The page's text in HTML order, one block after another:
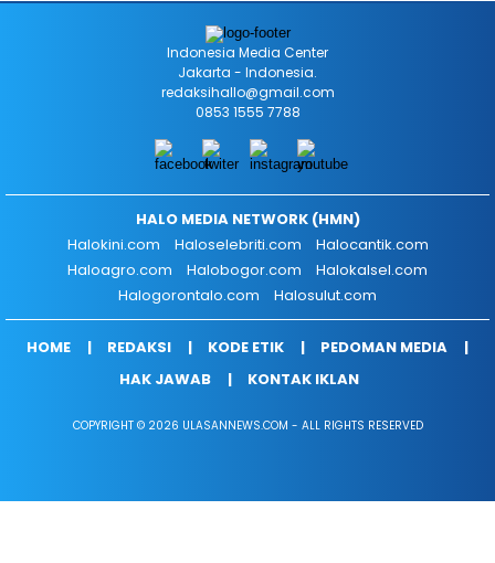
Indonesia Media Center
Jakarta - Indonesia.
redaksihallo@gmail.com
0853 1555 7788
HALO MEDIA NETWORK (HMN)
Halokini.com
Haloselebriti.com
Halocantik.com
Haloagro.com
Halobogor.com
Halokalsel.com
Halogorontalo.com
Halosulut.com
HOME REDAKSI KODE ETIK
PEDOMAN MEDIA
HAK JAWAB
KONTAK IKLAN
COPYRIGHT © 2026 ULASANNEWS.COM - ALL RIGHTS RESERVED